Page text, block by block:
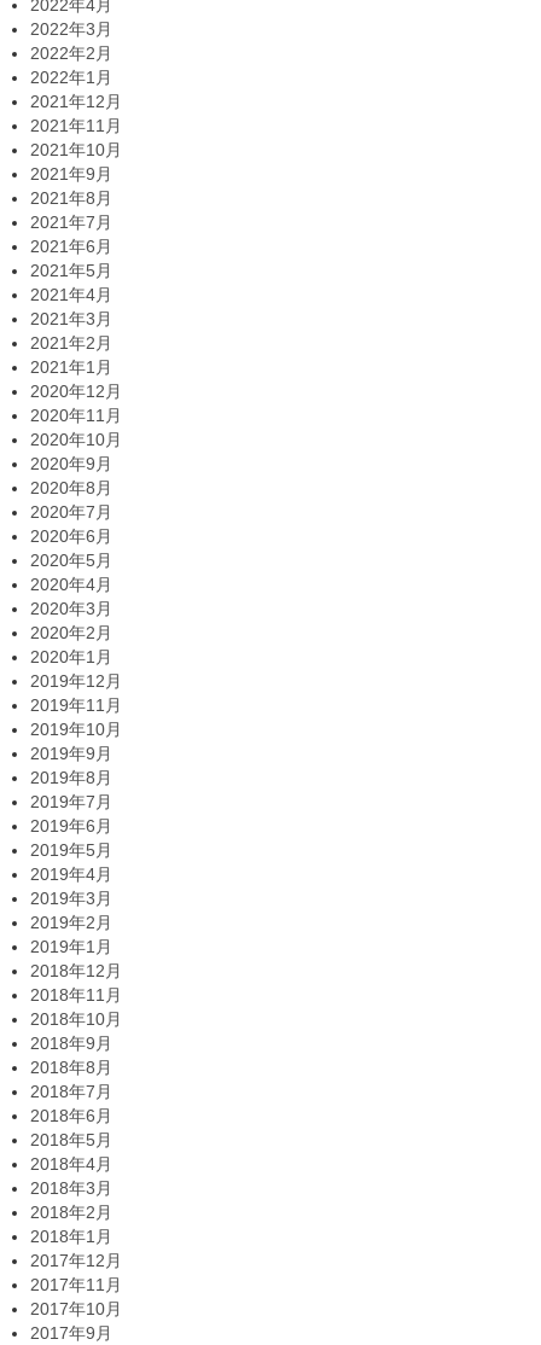
2022年4月
2022年3月
2022年2月
2022年1月
2021年12月
2021年11月
2021年10月
2021年9月
2021年8月
2021年7月
2021年6月
2021年5月
2021年4月
2021年3月
2021年2月
2021年1月
2020年12月
2020年11月
2020年10月
2020年9月
2020年8月
2020年7月
2020年6月
2020年5月
2020年4月
2020年3月
2020年2月
2020年1月
2019年12月
2019年11月
2019年10月
2019年9月
2019年8月
2019年7月
2019年6月
2019年5月
2019年4月
2019年3月
2019年2月
2019年1月
2018年12月
2018年11月
2018年10月
2018年9月
2018年8月
2018年7月
2018年6月
2018年5月
2018年4月
2018年3月
2018年2月
2018年1月
2017年12月
2017年11月
2017年10月
2017年9月